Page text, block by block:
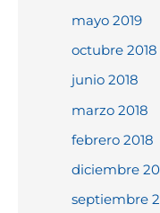
mayo 2019
octubre 2018
junio 2018
marzo 2018
febrero 2018
diciembre
septiembre